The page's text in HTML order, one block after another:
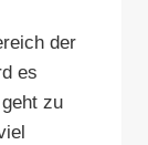
der
es
zu